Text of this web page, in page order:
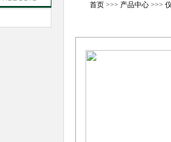
首页>>> 产品中心>>>